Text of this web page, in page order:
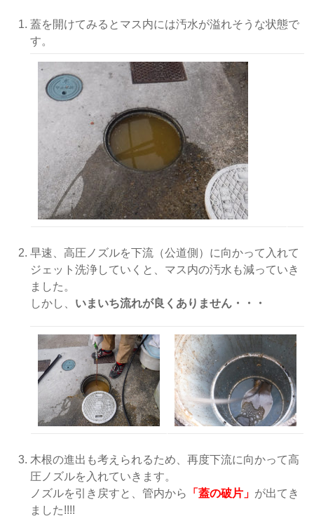
蓋を開けてみるとマス内には汚水が溢れそうな状態で
す。
早速、高圧ノズルを下流（公道側）に向かって入れて
ジェット洗浄していくと、マス内の汚水も減っていき
ました。
しかし、 いまいち流れが良くありません・・・
木根の進出も考えられるため、再度下流に向かって高
圧ノズルを入れていきます。
ノズルを引き戻すと、管内から
「蓋の破片」 が出てき
ました!!!!